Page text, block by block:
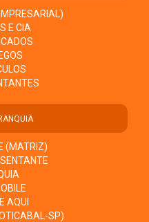
E CIA
(MATRIZ)
AQUI
SP)